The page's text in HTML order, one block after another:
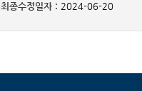
최종수정일자 : 2024-06-20